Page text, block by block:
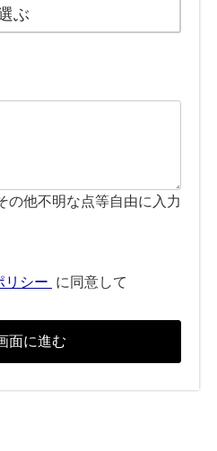
ぶ
の他不明な点等自由に入力
リシー に同意して